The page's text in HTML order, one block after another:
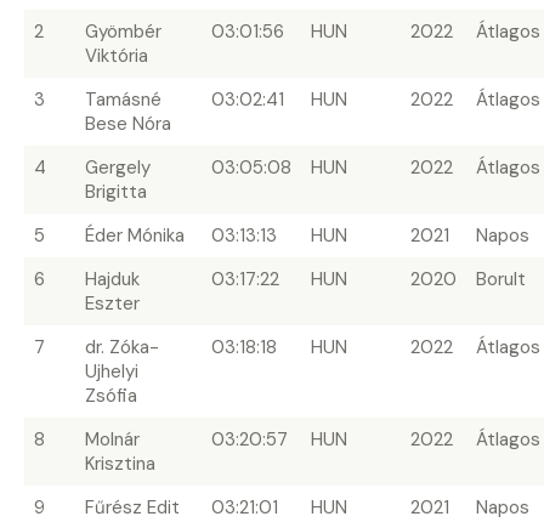
2
Gyömbér
Viktória
03:01:56 HUN 2022 Átlagos
3
Tamásné
Bese Nóra
03:02:41 HUN 2022 Átlagos
4
Gergely
Brigitta
03:05:08 HUN 2022 Átlagos
5 Éder Mónika 03:13:13 HUN 2021
Napos
6
Hajduk
Eszter
03:17:22 HUN 2020 Borult
7
dr. Zóka-
Ujhelyi
Zsófia
03:18:18 HUN 2022 Átlagos
8
Molnár
Krisztina
03:20:57 HUN 2022 Átlagos
9 Fűrész Edit 03:21:01 HUN 2021
Napos